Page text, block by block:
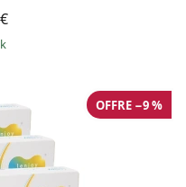
OFFRE −9 %